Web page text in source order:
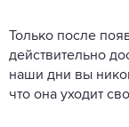
Только после
действительно
наши дни вы
что она уходит